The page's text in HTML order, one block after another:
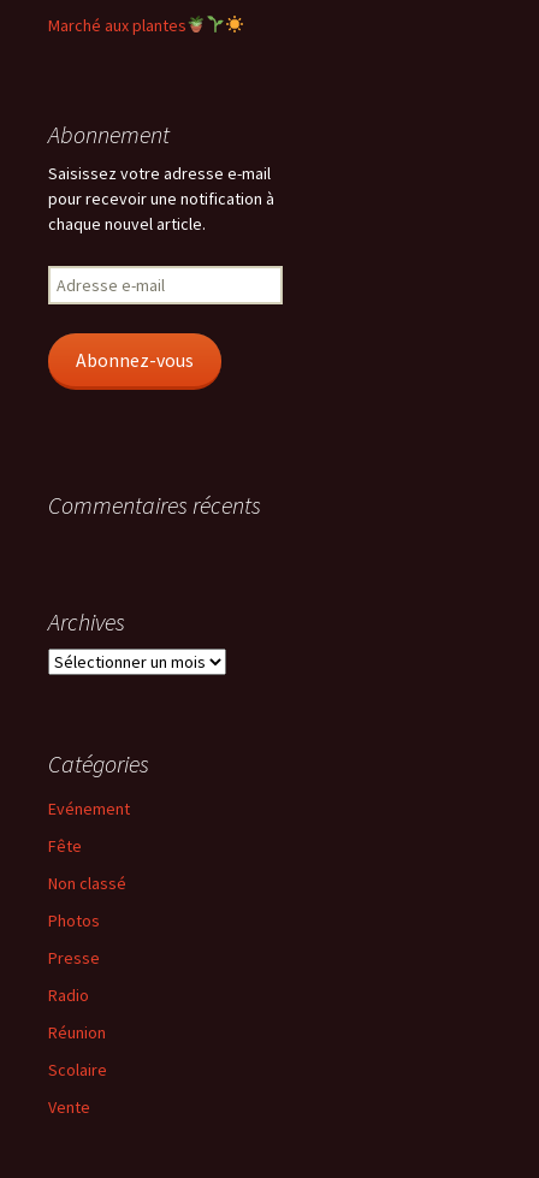
Marché aux plantes
Abonnement
Saisissez votre adresse e-mail
pour recevoir une notification à
chaque nouvel article.
Adresse
e-
Abonnez-vous
Commentaires récents
Archives
Archives
Catégories
Evénement
Fête
Non classé
Photos
Presse
Radio
Réunion
Scolaire
Vente